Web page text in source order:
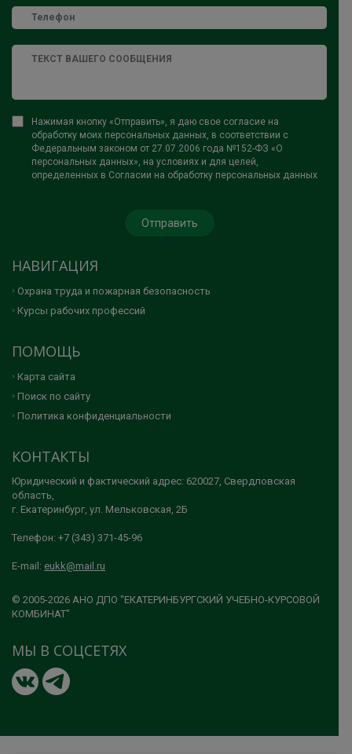
Нажимая кнопку «Отправить», я даю свое согласие на
обработку моих персональных данных, в соответствии с
Федеральным законом от 27.07.2006 года №152-ФЗ «О
персональных данных», на условиях и для целей,
определенных в Согласии на обработку персональных данных
НАВИГАЦИЯ
Охрана труда и пожарная безопасность
Курсы рабочих профессий
ПОМОЩЬ
Карта сайта
Поиск по сайту
Политика конфиденциальности
КОНТАКТЫ
Юридический и фактический адрес: 620027, Свердловская
область,
г. Екатеринбург, ул. Мельковская, 2Б
Телефон: +7 (343) 371-45-96
E-mail: eukk@mail.ru
© 2005-2026 АНО ДПО "ЕКАТЕРИНБУРГСКИЙ УЧЕБНО-КУРСОВОЙ
КОМБИНАТ"
МЫ В СОЦСЕТЯХ